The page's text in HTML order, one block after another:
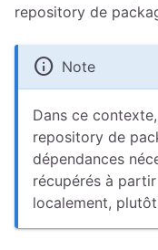
repository de
info Note
Dans ce
repository de
dépendances
récupérés à partir
localement,